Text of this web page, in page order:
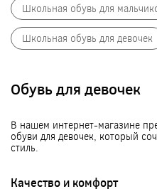
Школьная обувь для
Школьная обувь для девочек
Обувь для девочек
В нашем интернет-магазине
обуви для девочек, который
стиль.
Качество и комфорт